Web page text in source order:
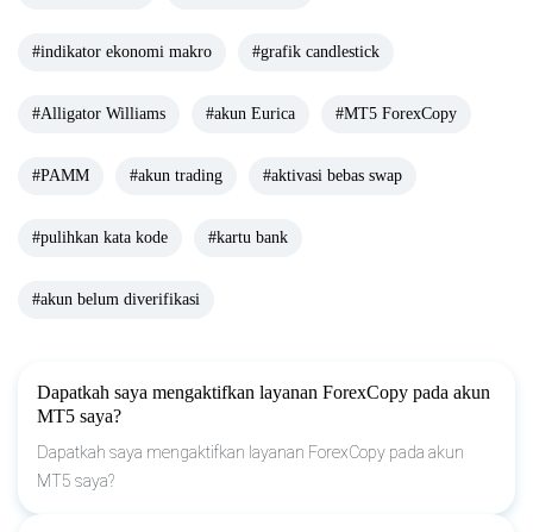
#indikator ekonomi makro #grafik candlestick
#Alligator Williams #akun Eurica #MT5 ForexCopy
#PAMM #akun trading #aktivasi bebas swap
#pulihkan kata kode #kartu bank
#akun belum diverifikasi
Dapatkah saya mengaktifkan layanan ForexCopy pada akun
MT5 saya?
Dapatkah saya mengaktifkan layanan ForexCopy pada akun
MT5 saya?